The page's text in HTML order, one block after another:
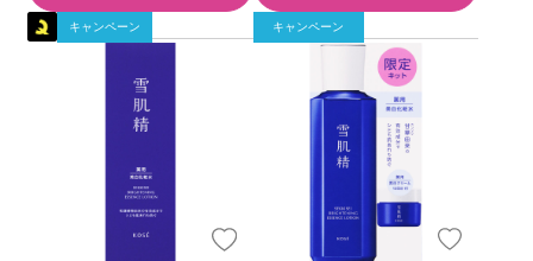
キャンペーン キャンペーン